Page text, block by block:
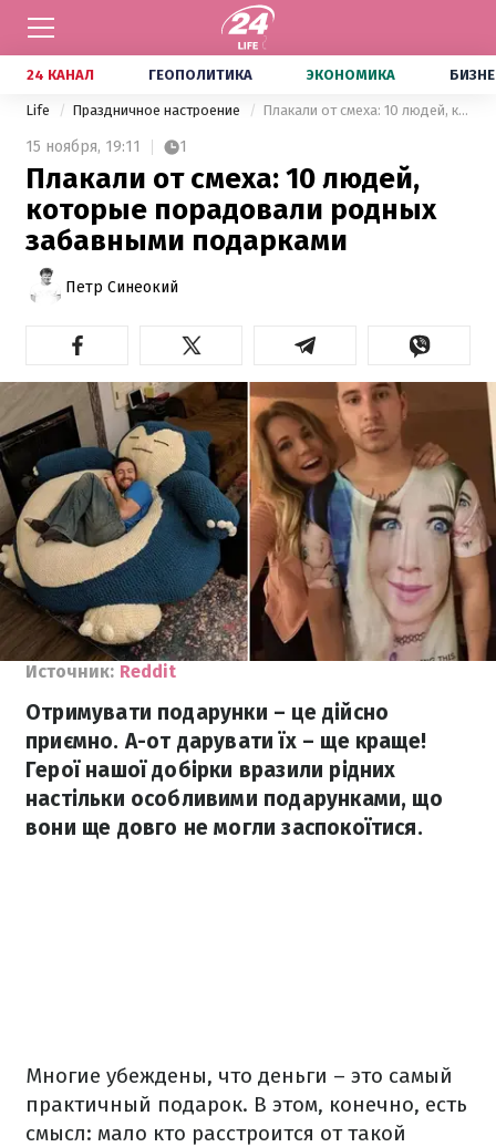
24 КАНАЛ ГЕОПОЛИТИКА ЭКОНОМИКА
Life Праздничное настроение Плакали от смеха: 10 людей, которые порадовали родных забавными подарками
15 ноября, 19:11 1
Плакали от смеха: 10 людей,
которые порадовали родных
забавными подарками
Петр Синеокий
Источник: Reddit
Отримувати подарунки – це дійсно
приємно. А-от дарувати їх – ще краще!
Герої нашої добірки вразили рідних
настільки особливими подарунками, що
вони ще довго не могли заспокоїтися.
Многие убеждены, что деньги – это самый
практичный подарок. В этом, конечно, есть
смысл: мало кто расстроится от такой